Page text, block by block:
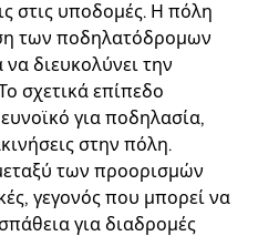
στις υποδομές. Η πόλη
των ποδηλατόδρομων
διευκολύνει την
σχετικά επίπεδο
για ποδηλασία,
στην πόλη.
των προορισμών
γεγονός που μπορεί να
για διαδρομές